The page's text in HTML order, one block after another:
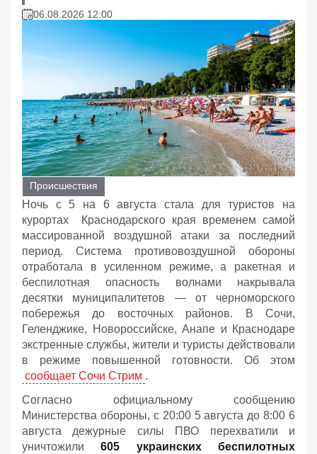
06.08.2026 12:00
Происшествия
Ночь с 5 на 6 августа стала для туристов на
курортах Краснодарского края временем самой
массированной воздушной атаки за последний
период. Система противовоздушной обороны
отработала в усиленном режиме, а ракетная и
беспилотная опасность волнами накрывала
десятки муниципалитетов — от черноморского
побережья до восточных районов. В Сочи,
Геленджике, Новороссийске, Анапе и Краснодаре
экстренные службы, жители и туристы действовали
в режиме повышенной готовности. Об этом
сообщает Сочи Стрим .
Согласно официальному сообщению
Министерства обороны, с 20:00 5 августа до 8:00 6
августа дежурные силы ПВО перехватили и
уничтожили605 украинских беспилотных